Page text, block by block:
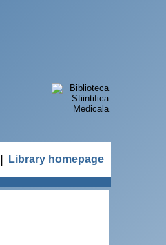
Library homepage